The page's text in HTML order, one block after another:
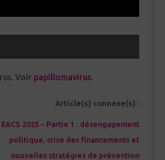
Voir papillomavirus.
Article(s) connexe(s) :
EACS 2025 – Partie 1 : désengagement
politique, crise des financements et
nouvelles stratégies de prévention